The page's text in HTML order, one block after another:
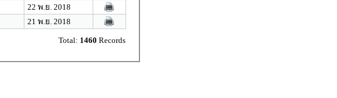
22 พ.ย. 2018
21 พ.ย. 2018
Total: 1460 Records